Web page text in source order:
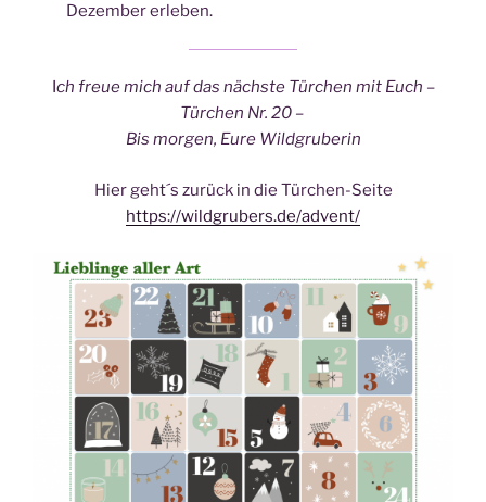
Dezember erleben.
ch freue mich auf das nächste Türchen mit Euch –
Türchen Nr. 20 –
Bis morgen, Eure Wildgruberin
Hier geht´s zurück in die Türchen-Seite
https://wildgrubers.de/advent/